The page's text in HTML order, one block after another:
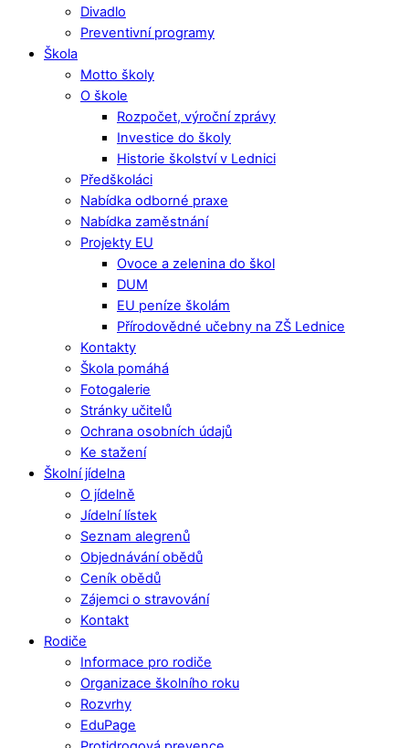
Divadlo
Preventivní programy
Škola
Motto školy
O škole
Rozpočet, výroční zprávy
Investice do školy
Historie školství v Lednici
Předškoláci
Nabídka odborné praxe
Nabídka zaměstnání
Projekty EU
Ovoce a zelenina do škol
DUM
EU peníze školám
Přírodovědné učebny na ZŠ Lednice
Kontakty
Škola pomáhá
Fotogalerie
Stránky učitelů
Ochrana osobních údajů
Ke stažení
Školní jídelna
O jídelně
Jídelní lístek
Seznam alegrenů
Objednávání obědů
Ceník obědů
Zájemci o stravování
Kontakt
Rodiče
Informace pro rodiče
Organizace školního roku
Rozvrhy
EduPage